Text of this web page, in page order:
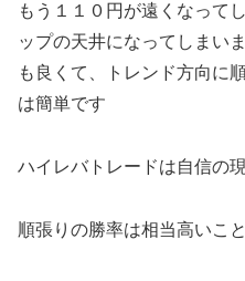
もう１１０円が遠くなって
ップの天井になってしまい
も良くて、トレンド方向に
は簡単です
ハイレバトレードは自信の
順張りの勝率は相当高いこ